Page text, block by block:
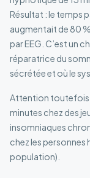
Résultat : le temps
augmentait de 80
par EEG. C’est un
réparatrice du
sécrétée et où le
Attention toutefois
minutes chez des
insomniaques
chez les personnes
population).